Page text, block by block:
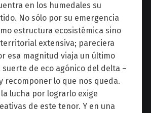
en los humedales su
No sólo por su emergencia
estructura ecosistémica sino
extensiva; pareciera
esa magnitud viaja un último
suerte de eco agónico del delta –
recomponer lo que nos queda.
lucha por lograrlo exige
de este tenor. Y en una